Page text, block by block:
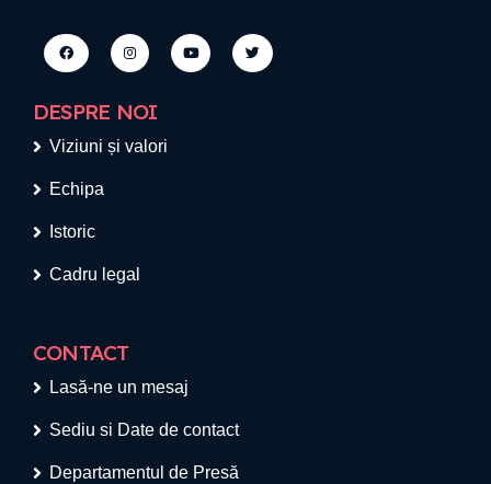
DESPRE NOI
Viziuni și valori
Echipa
Istoric
Cadru legal
CONTACT
Lasă-ne un mesaj
Sediu si Date de contact
Departamentul de Presă